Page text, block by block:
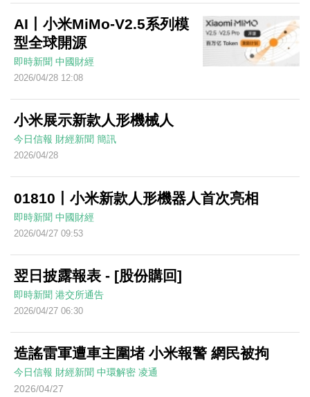
AI丨小米MiMo-V2.5系列模
型全球開源
即時新聞 中國財經
2026/04/28 12:08
小米展示新款人形機械人
今日信報 財經新聞 簡訊
2026/04/28
01810丨小米新款人形機器人首次亮相
即時新聞 中國財經
2026/04/27 09:53
翌日披露報表 - [股份購回]
即時新聞 港交所通告
2026/04/27 06:30
造謠雷軍遭車主圍堵 小米報警 網民被拘
今日信報 財經新聞 中環解密 凌通
2026/04/27